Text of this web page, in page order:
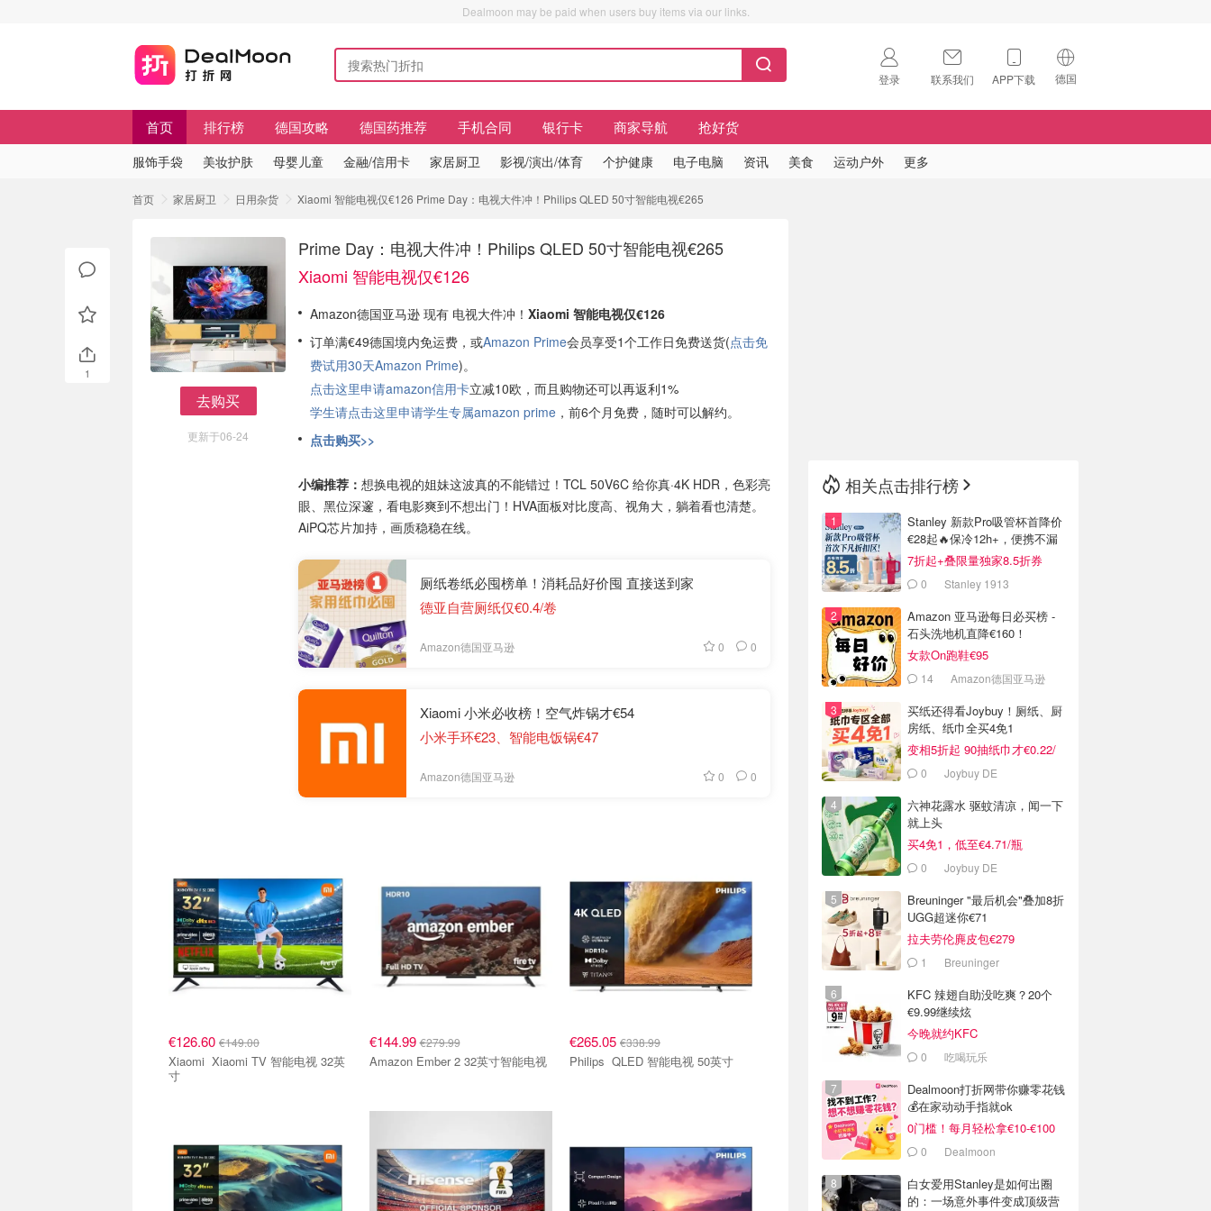
Dealmoon may be paid when users buy items via our links.
登录 联系我们 APP下载 德国
🇺🇸
首页 排行榜 德国攻略 德国药推荐 手机合同 银行卡 商家导航 抢好货
服饰手袋 美妆护肤 母婴儿童 金融/信用卡 家居厨卫 影视/演出/体育 个护健康 电子电脑 资讯 美食 运动户外 更多
首页 家居厨卫 日用杂货 Xiaomi 智能电视仅€126 Prime Day：电视大件冲！Philips QLED 50寸智能电视€265
去购买
更新于06-24
Prime Day：电视大件冲！Philips QLED 50寸智能电视€265
Xiaomi 智能电视仅€126
Amazon德国亚马逊 现有 电视大件冲！ Xiaomi 智能电视仅€126
订单满€49德国境内免运费，或Amazon Prime会员享受1个工作日免费送货(点击免
费试用30天Amazon Prime)。
点击这里申请amazon信用卡立减10欧，而且购物还可以再返利1%
学生请点击这里申请学生专属amazon prime ，前6个月免费，随时可以解约。
点击购买>>
小编推荐： 想换电视的姐妹这波真的不能错过！TCL 50V6C 给你真·4K HDR，色彩亮
眼、黑位深邃，看电影爽到不想出门！HVA面板对比度高、视角大，躺着看也清楚。
AiPQ芯片加持，画质稳稳在线。
厕纸卷纸必囤榜单！消耗品好价囤 直接送到家
德亚自营厕纸仅€0.4/卷
Amazon德国亚马逊 0 0
Xiaomi 小米必收榜！空气炸锅才€54
小米手环€23、智能电饭锅€47
Amazon德国亚马逊 0 0
€126.60 €149.00
Xiaomi Xiaomi TV 智能电视 32英
寸
€144.99€279.99
Amazon Ember 2 32英寸智能电视
€265.05 €338.99
Philips QLED 智能电视 50英寸
1
相关点击排行榜
Stanley 新款Pro吸管杯首降价
€28起🔥保冷12h+，便携不漏
水
7折起+叠限量独家8.5折券
0 Stanley 1913
Amazon 亚马逊每日必买榜 -
石头洗地机直降€160！
女款On跑鞋€95
14 Amazon德国亚马逊
买纸还得看Joybuy！厕纸、厨
房纸、纸巾全买4免1
变相5折起 90抽纸巾才€0.22/
包 0 Joybuy DE
六神花露水 驱蚊清凉，闻一下
就上头
买4免1，低至€4.71/瓶
0 Joybuy DE
Breuninger "最后机会"叠加8折
UGG超迷你€71
拉夫劳伦麂皮包€279
1 Breuninger
KFC 辣翅自助没吃爽？20个
€9.99继续炫
今晚就约KFC
0 吃喝玩乐
Dealmoon打折网带你赚零花钱
💰在家动动手指就ok
0门槛！每月轻松拿€10-€100
0 Dealmoon
白女爱用Stanley是如何出圈
的：一场意外事件变成顶级营